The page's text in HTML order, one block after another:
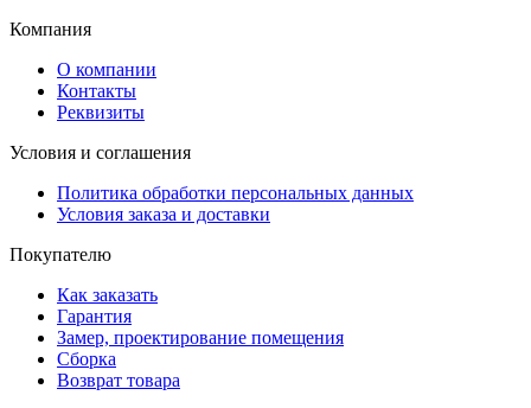
Компания
О компании
Контакты
Реквизиты
Условия и соглашения
Политика обработки персональных данных
Условия заказа и доставки
Покупателю
Как заказать
Гарантия
Замер, проектирование помещения
Сборка
Возврат товара